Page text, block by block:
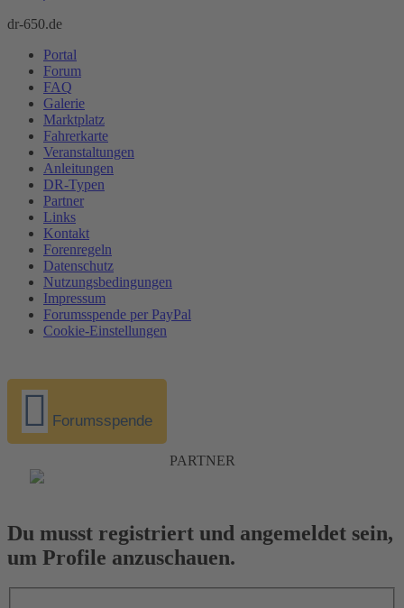
dr-650.de
Portal
Forum
FAQ
Galerie
Marktplatz
Fahrerkarte
Veranstaltungen
Anleitungen
DR-Typen
Partner
Links
Kontakt
Forenregeln
Datenschutz
Nutzungsbedingungen
Impressum
Forumsspende per PayPal
Cookie-Einstellungen
Forumsspende
PARTNER
Du musst registriert und angemeldet sein,
um Profile anzuschauen.